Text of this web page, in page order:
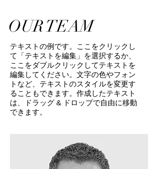
OUR TEAM
テキストの例です。ここをクリックし
て「テキストを編集」を選択するか、
ここをダブルクリックしてテキストを
編集してください。文字の色やフォン
トなど、テキストのスタイルを変更す
ることもできます。作成したテキスト
は、ドラッグ & ドロップで自由に移動
できます。